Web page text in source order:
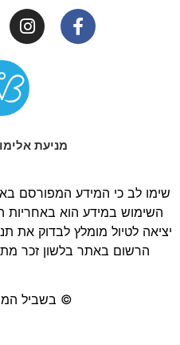
מניעת
שימו לב כי המידע המפורסם
השימוש במידע הוא באחריות
יציאה לטיול מומלץ לבדוק את
הרשום באתר בלשון זכר
© בשביל